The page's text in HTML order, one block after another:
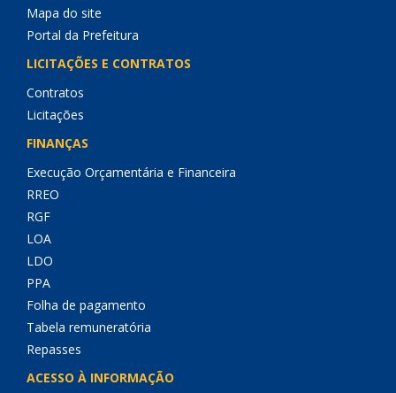
Mapa do site
Portal da Prefeitura
LICITAÇÕES E CONTRATOS
Contratos
Licitações
FINANÇAS
Execução Orçamentária e Financeira
RREO
RGF
LOA
LDO
PPA
Folha de pagamento
Tabela remuneratória
Repasses
ACESSO À INFORMAÇÃO